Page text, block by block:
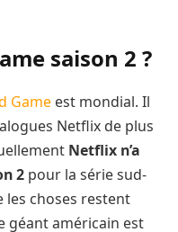
saison 2 ?
Game est mondial. Il
Netflix de plus
Netflix n’a
2 pour la série sud-
les choses restent
géant américain est